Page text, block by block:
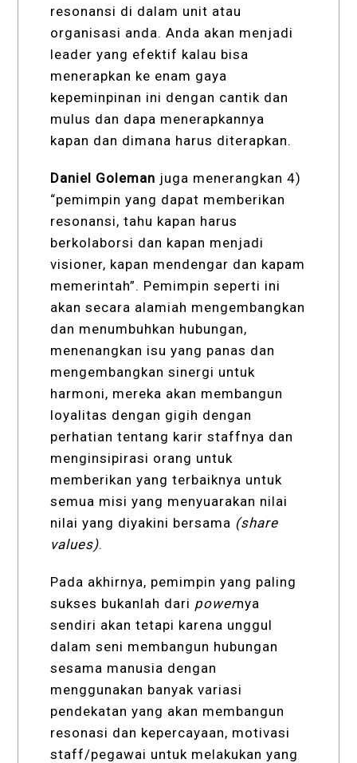
resonansi di dalam unit atau
organisasi anda. Anda akan menjadi
leader yang efektif kalau bisa
menerapkan ke enam gaya
kepeminpinan ini dengan cantik dan
mulus dan dapa menerapkannya
kapan dan dimana harus diterapkan.
Daniel Goleman juga menerangkan 4)
“pemimpin yang dapat memberikan
resonansi, tahu kapan harus
berkolaborsi dan kapan menjadi
visioner, kapan mendengar dan kapam
memerintah”. Pemimpin seperti ini
akan secara alamiah mengembangkan
dan menumbuhkan hubungan,
menenangkan isu yang panas dan
mengembangkan sinergi untuk
harmoni, mereka akan membangun
loyalitas dengan gigih dengan
perhatian tentang karir staffnya dan
menginsipirasi orang untuk
memberikan yang terbaiknya untuk
semua misi yang menyuarakan nilai
nilai yang diyakini bersama (share
values).
Pada akhirnya, pemimpin yang paling
sukses bukanlah dari powernya
sendiri akan tetapi karena unggul
dalam seni membangun hubungan
sesama manusia dengan
menggunakan banyak variasi
pendekatan yang akan membangun
resonasi dan kepercayaan, motivasi
staff/pegawai untuk melakukan yang